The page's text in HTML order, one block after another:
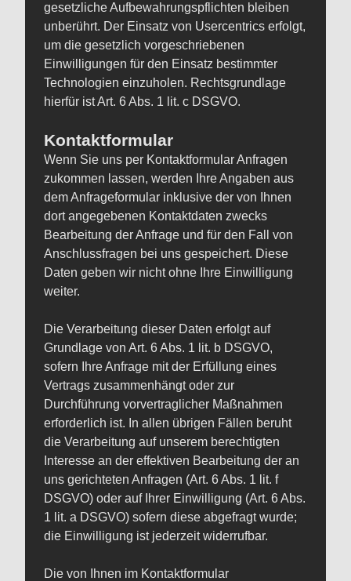
gesetzliche Aufbewahrungspflichten bleiben
unberührt. Der Einsatz von Usercentrics erfolgt,
um die gesetzlich vorgeschriebenen
Einwilligungen für den Einsatz bestimmter
Technologien einzuholen. Rechtsgrundlage
hierfür ist Art. 6 Abs. 1 lit. c DSGVO.
Kontaktformular
Wenn Sie uns per Kontaktformular Anfragen
zukommen lassen, werden Ihre Angaben aus
dem Anfrageformular inklusive der von Ihnen
dort angegebenen Kontaktdaten zwecks
Bearbeitung der Anfrage und für den Fall von
Anschlussfragen bei uns gespeichert. Diese
Daten geben wir nicht ohne Ihre Einwilligung
weiter.
Die Verarbeitung dieser Daten erfolgt auf
Grundlage von Art. 6 Abs. 1 lit. b DSGVO,
sofern Ihre Anfrage mit der Erfüllung eines
Vertrags zusammenhängt oder zur
Durchführung vorvertraglicher Maßnahmen
erforderlich ist. In allen übrigen Fällen beruht
die Verarbeitung auf unserem berechtigten
Interesse an der effektiven Bearbeitung der an
uns gerichteten Anfragen (Art. 6 Abs. 1 lit. f
DSGVO) oder auf Ihrer Einwilligung (Art. 6 Abs.
1 lit. a DSGVO) sofern diese abgefragt wurde;
die Einwilligung ist jederzeit widerrufbar.
Die von Ihnen im Kontaktformular